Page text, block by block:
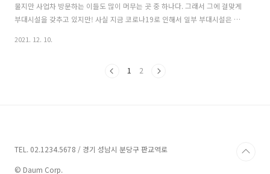
물지만 사업차 방문하는 이들도 많이 머무는 곳 중 하나다. 그래서 그에 걸맞게
부대시설을 갖추고 있지만! 사실 지금 코로나19로 인해서 일부 부대시설은 현
들이 운영되는 곳이 있고 운영되지 않는 곳이 있어서 투숙객들은 이런 부분을
용하는 방역지침이 모두 다르기 때문에 이에 대한 부분도 같이 확인하는 것이
2021. 12. 10.
1 2
TEL. 02.1234.5678 / 경기 성남시 분당구 판교역로
© Daum Corp.